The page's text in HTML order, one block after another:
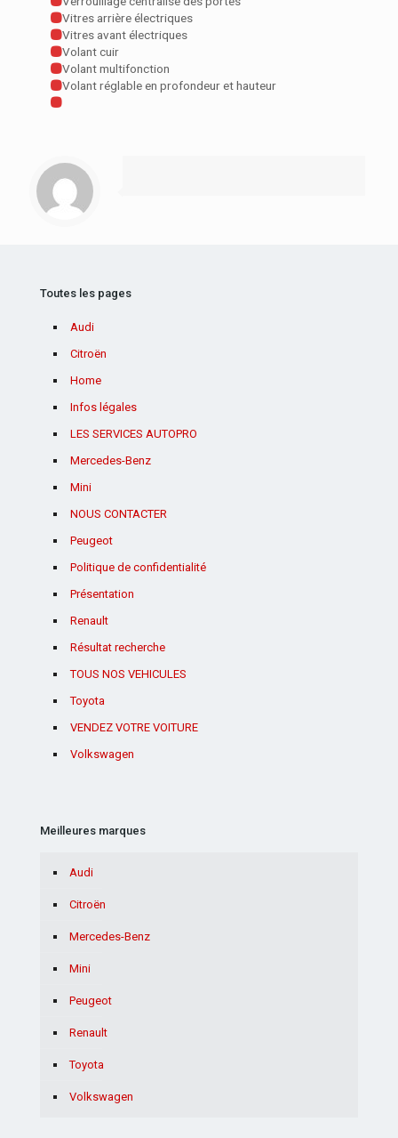
Vitres arrière électriques
Vitres avant électriques
Volant cuir
Volant multifonction
Volant réglable en profondeur et hauteur
Toutes les pages
Audi
Citroën
Home
Infos légales
LES SERVICES AUTOPRO
Mercedes-Benz
Mini
NOUS CONTACTER
Peugeot
Politique de confidentialité
Présentation
Renault
Résultat recherche
TOUS NOS VEHICULES
Toyota
VENDEZ VOTRE VOITURE
Volkswagen
Meilleures marques
Audi
Citroën
Mercedes-Benz
Mini
Peugeot
Renault
Toyota
Volkswagen